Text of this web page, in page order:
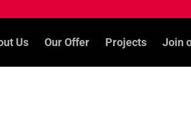
Us Our Offer Projects Join